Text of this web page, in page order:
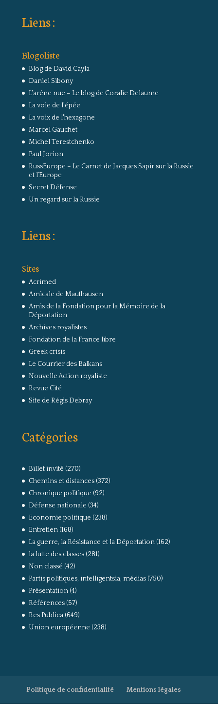
Liens :
Blogoliste
Blog de David Cayla
Daniel Sibony
L'arêne nue – Le blog de Coralie Delaume
La voie de l'épée
La voix de l'hexagone
Marcel Gauchet
Michel Terestchenko
Paul Jorion
RussEurope – Le Carnet de Jacques Sapir sur la Russie
et l’Europe
Secret Défense
Un regard sur la Russie
Liens :
Sites
Acrimed
Amicale de Mauthausen
Amis de la Fondation pour la Mémoire de la
Déportation
Archives royalistes
Fondation de la France libre
Greek crisis
Le Courrier des Balkans
Nouvelle Action royaliste
Revue Cité
Site de Régis Debray
Catégories
Billet invité (270)
Chemins et distances(372)
Chronique politique (92)
Défense nationale (34)
Economie politique (238)
Entretien(168)
La guerre, la Résistance et la Déportation(162)
la lutte des classes(281)
Non classé (42)
Partis politiques, intelligentsia, médias(750)
Présentation(4)
Références(57)
Res Publica(649)
Union européenne (238)
Politique de confidentialité Mentions légales